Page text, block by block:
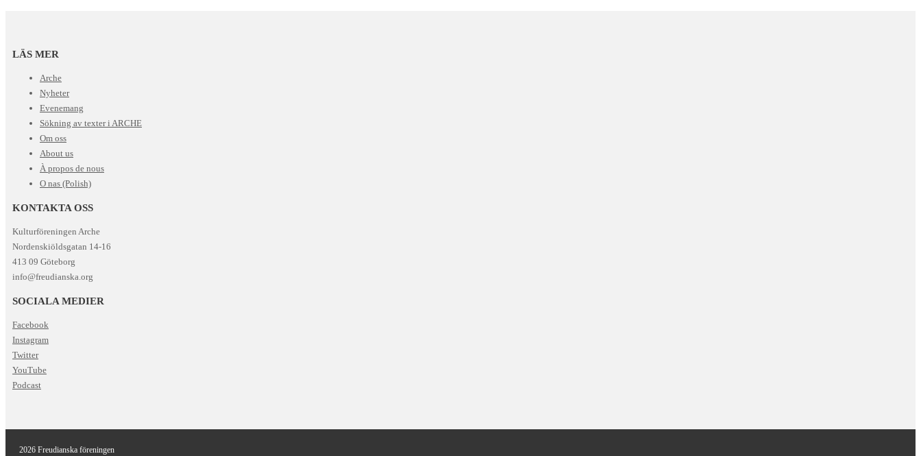
LÄS MER
Arche
Nyheter
Evenemang
Sökning av texter i ARCHE
Om oss
About us
À propos de nous
O nas (Polish)
KONTAKTA OSS
Kulturföreningen Arche
Nordenskiöldsgatan 14-16
413 09 Göteborg
info@freudianska.org
SOCIALA MEDIER
Facebook
Instagram
Twitter
YouTube
Podcast
2026 Freudianska föreningen